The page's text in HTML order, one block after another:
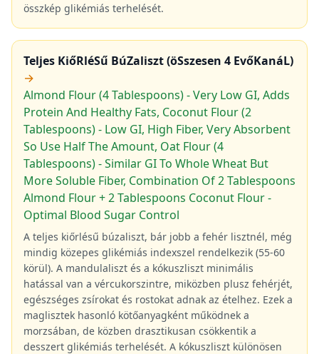
összkép glikémiás terhelését.
Teljes KiőRléSű BúZaliszt (öSszesen 4 EvőKanáL)
→
Almond Flour (4 Tablespoons) - Very Low GI, Adds
Protein And Healthy Fats, Coconut Flour (2
Tablespoons) - Low GI, High Fiber, Very Absorbent
So Use Half The Amount, Oat Flour (4
Tablespoons) - Similar GI To Whole Wheat But
More Soluble Fiber, Combination Of 2 Tablespoons
Almond Flour + 2 Tablespoons Coconut Flour -
Optimal Blood Sugar Control
A teljes kiőrlésű búzaliszt, bár jobb a fehér lisztnél, még
mindig közepes glikémiás indexszel rendelkezik (55-60
körül). A mandulaliszt és a kókuszliszt minimális
hatással van a vércukorszintre, miközben plusz fehérjét,
egészséges zsírokat és rostokat adnak az ételhez. Ezek a
maglisztek hasonló kötőanyagként működnek a
morzsában, de közben drasztikusan csökkentik a
desszert glikémiás terhelését. A kókuszliszt különösen